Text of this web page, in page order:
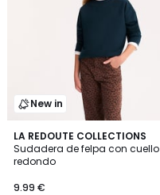
New in
LA REDOUTE COLLECTIONS
Sudadera de felpa con cuello
redondo
9.99 €
5
Colores